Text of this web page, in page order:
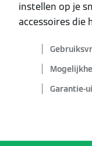
instellen op je
accessoires die
Garantie-